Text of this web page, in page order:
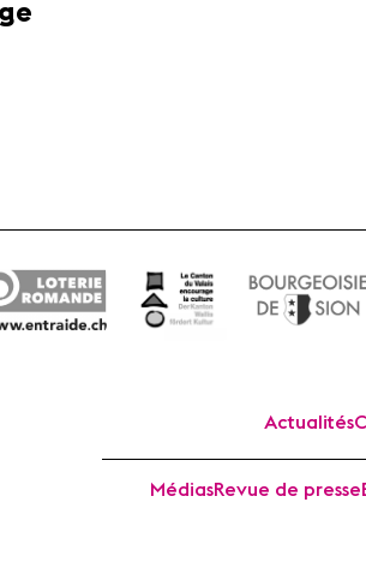
Actualités
MédiasRevue de presse